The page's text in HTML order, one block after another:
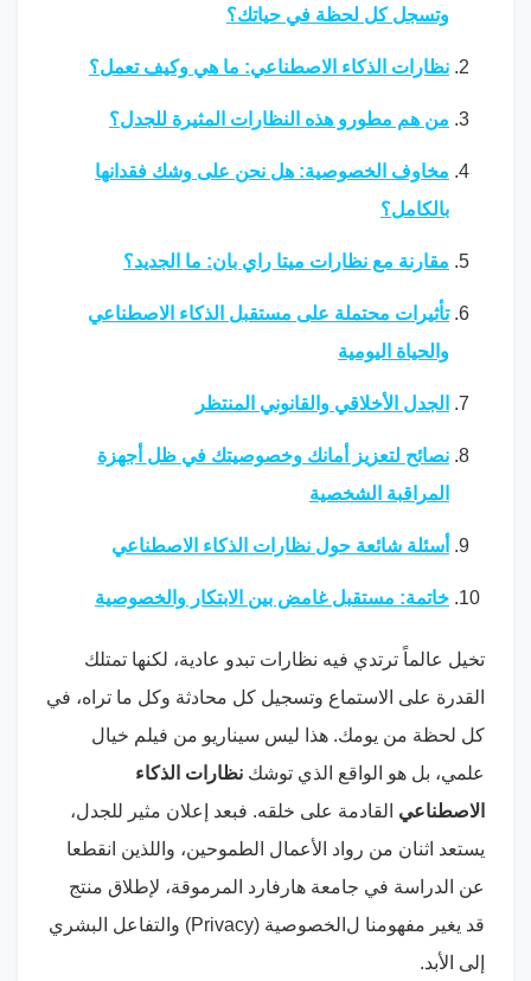
وتسجل كل لحظة في حياتك؟
نظارات الذكاء الاصطناعي: ما هي وكيف تعمل؟
من هم مطورو هذه النظارات المثيرة للجدل؟
مخاوف الخصوصية: هل نحن على وشك فقدانها
بالكامل؟
مقارنة مع نظارات ميتا راي بان: ما الجديد؟
تأثيرات محتملة على مستقبل الذكاء الاصطناعي
والحياة اليومية
الجدل الأخلاقي والقانوني المنتظر
نصائح لتعزيز أمانك وخصوصيتك في ظل أجهزة
المراقبة الشخصية
أسئلة شائعة حول نظارات الذكاء الاصطناعي
خاتمة: مستقبل غامض بين الابتكار والخصوصية
تخيل عالماً ترتدي فيه نظارات تبدو عادية، لكنها تمتلك
القدرة على الاستماع وتسجيل كل محادثة وكل ما تراه، في
كل لحظة من يومك. هذا ليس سيناريو من فيلم خيال
علمي، بل هو الواقع الذي توشك نظارات الذكاء
الاصطناعي القادمة على خلقه. فبعد إعلان مثير للجدل،
يستعد اثنان من رواد الأعمال الطموحين، واللذين انقطعا
عن الدراسة في جامعة هارفارد المرموقة، لإطلاق منتج
قد يغير مفهومنا ل الخصوصية (Privacy)
والتفاعل البشري
إلى الأبد.